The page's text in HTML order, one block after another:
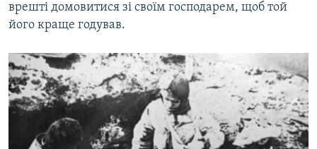
врешті домовитися зі своїм господарем, щоб той
його краще годував.